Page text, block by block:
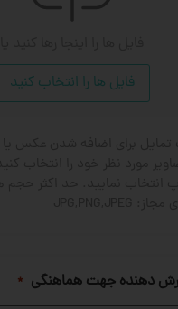
فایل ها را انتخاب کنید
دهنده جهت هماهنگی *